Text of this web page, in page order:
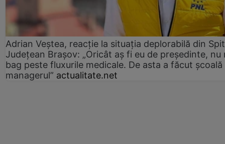
Adrian Veștea, reacție la situația deplorabilă din
Județean Brașov: „Oricât aș fi eu de președinte, nu
bag peste fluxurile medicale. De asta a făcut școală
managerul” actualitate.net